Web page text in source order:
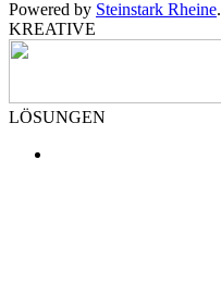
Powered by Steinstark Rheine.
KREATIVE
LÖSUNGEN